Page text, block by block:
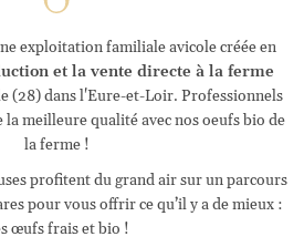
exploitation familiale avicole créée en
et la vente directe à la ferme
(28) dans l'Eure-et-Loir. Professionnels
meilleure qualité avec nos oeufs bio de
la ferme !
profitent du grand air sur un parcours
pour vous offrir ce qu’il y a de mieux :
œufs frais et bio !